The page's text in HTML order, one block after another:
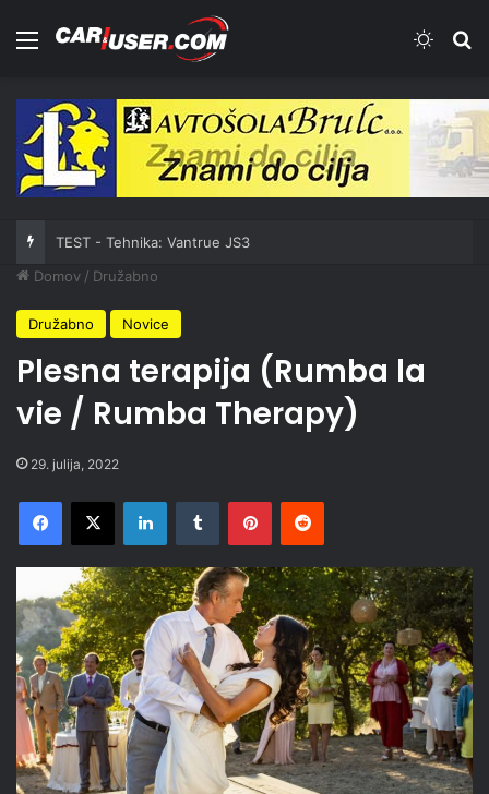
Meni
TEST - Tehnika: Vantrue JS3
Domov / Družabno
Družabno Novice
Plesna terapija (Rumba la
vie / Rumba Therapy)
29. julija, 2022
Facebook
X LinkedInTumblr PinterestReddit